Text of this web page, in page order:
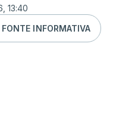
13:40
INFORMATIVA